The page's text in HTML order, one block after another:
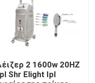
2 1600w 20HZ
Shr Elight Ipl